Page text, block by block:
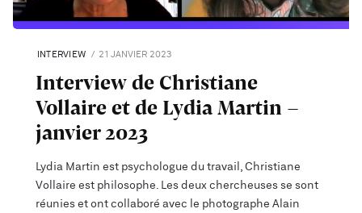
INTERVIEW 21 JANVIER 2023
Interview de Christiane
Vollaire et de Lydia Martin -
janvier 2023
Lydia Martin est psychologue du travail, Christiane
Vollaire est philosophe. Les deux chercheuses se sont
réunies et ont collaboré avec le photographe Alain